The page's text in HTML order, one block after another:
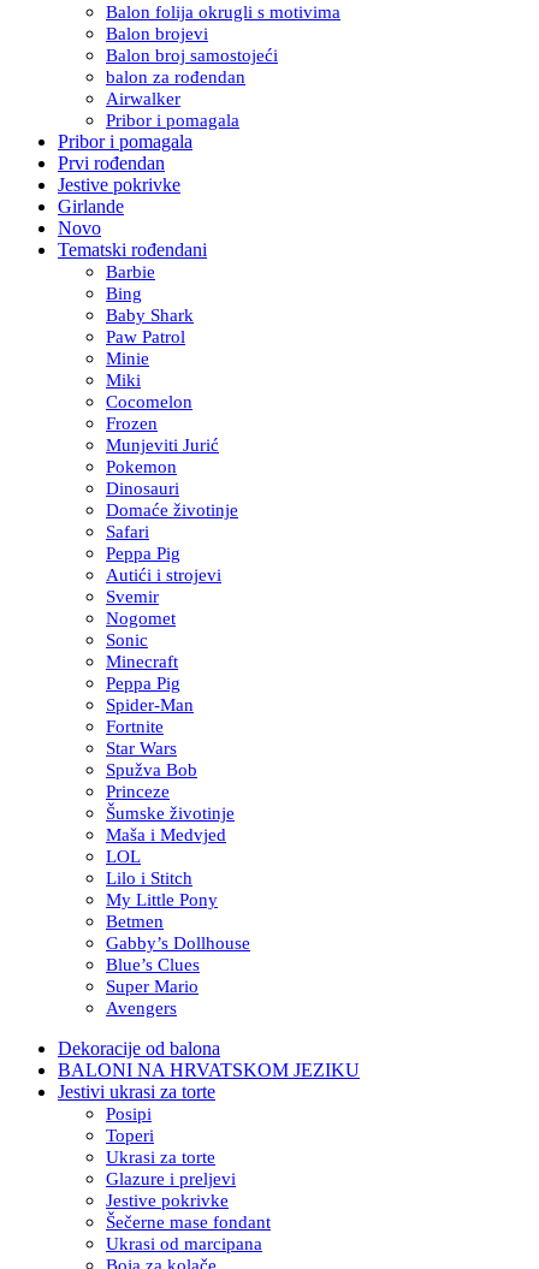
Balon folija okrugli s motivima
Balon brojevi
Balon broj samostojeći
balon za rođendan
Airwalker
Pribor i pomagala
Pribor i pomagala
Prvi rođendan
Jestive pokrivke
Girlande
Novo
Tematski rođendani
Barbie
Bing
Baby Shark
Paw Patrol
Minie
Miki
Cocomelon
Frozen
Munjeviti Jurić
Pokemon
Dinosauri
Domaće životinje
Safari
Peppa Pig
Autići i strojevi
Svemir
Nogomet
Sonic
Minecraft
Peppa Pig
Spider-Man
Fortnite
Star Wars
Spužva Bob
Princeze
Šumske životinje
Maša i Medvjed
LOL
Lilo i Stitch
My Little Pony
Betmen
Gabby’s Dollhouse
Blue’s Clues
Super Mario
Avengers
Dekoracije od balona
BALONI NA HRVATSKOM JEZIKU
Jestivi ukrasi za torte
Posipi
Toperi
Ukrasi za torte
Glazure i preljevi
Jestive pokrivke
Šečerne mase fondant
Ukrasi od marcipana
Boja za kolače